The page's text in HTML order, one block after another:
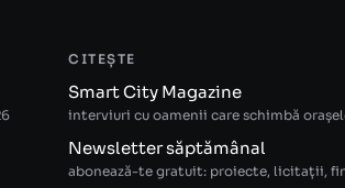
CITEȘTE
Smart City Magazine
interviuri cu oamenii care schimbă
Newsletter săptămânal
abonează-te gratuit: proiecte, licitații,